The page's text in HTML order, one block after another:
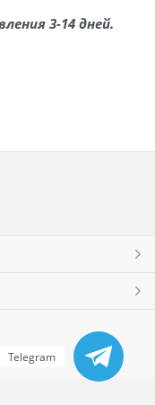
3-14 дней.
Telegram